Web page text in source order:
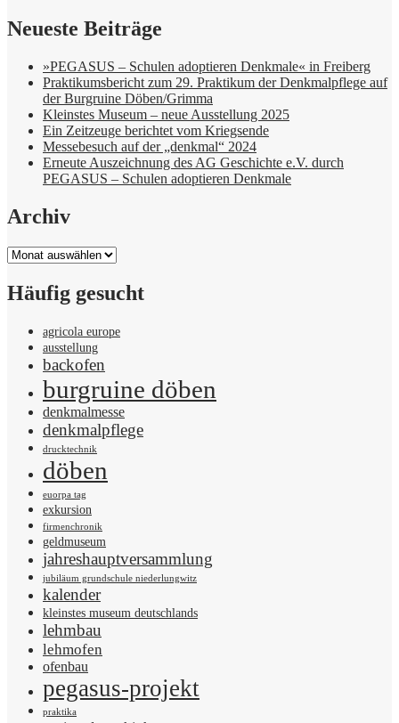
Neueste Beiträge
»PEGASUS – Schulen adoptieren Denkmale« in Freiberg
Praktikumsbericht zum 29. Praktikum der Denkmalpflege auf
der Burgruine Döben/Grimma
Kleinstes Museum – neue Ausstellung 2025
Ein Zeitzeuge berichtet vom Kriegsende
Messebesuch auf der „denkmal“ 2024
Erneute Auszeichnung des AG Geschichte e.V. durch
PEGASUS – Schulen adoptieren Denkmale
Archiv
Archiv
Häufig gesucht
agricola europe
ausstellung
backofen
burgruine döben
denkmalmesse
denkmalpflege
drucktechnik
döben
euorpa tag
exkursion
firmenchronik
geldmuseum
jahreshauptversammlung
jubiläum grundschule niederlungwitz
kalender
kleinstes museum deutschlands
lehmbau
lehmofen
ofenbau
pegasus-projekt
praktika